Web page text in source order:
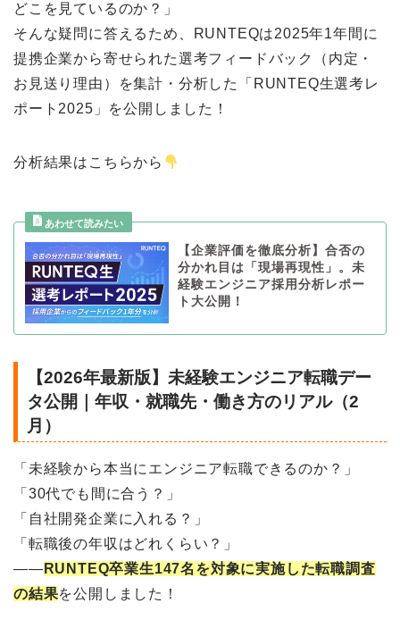
どこを見ているのか？」
そんな疑問に答えるため、RUNTEQは2025年1年間に
提携企業から寄せられた選考フィードバック（内定・
お見送り理由）を集計・分析した「RUNTEQ生選考レ
ポート2025」を公開しました！
分析結果はこちらから
【企業評価を徹底分析】合否の
分かれ目は「現場再現性」。未
経験エンジニア採用分析レポー
ト大公開！
【2026年最新版】未経験エンジニア転職デー
タ公開｜年収・就職先・働き方のリアル（2
月）
「未経験から本当にエンジニア転職できるのか？」
「30代でも間に合う？」
「自社開発企業に入れる？」
「転職後の年収はどれくらい？」
—— RUNTEQ卒業生147名を対象に実施した転職調査
の結果を公開しました！